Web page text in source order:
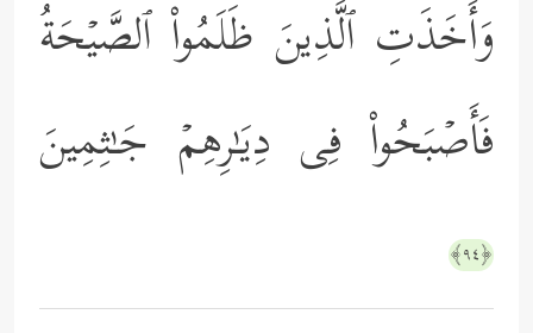
وَأَخَذَتِ ٱلَّذِینَ ظَلَمُواْ ٱلصَّیۡحَةُ
فَأَصۡبَحُواْ فِی دِیَـٰرِهِمۡ جَـٰثِمِینَ
﴿٩٤﴾